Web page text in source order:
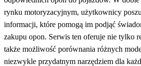
rynku motoryzacyjnym, użytkownicy
informacji, które pomogą im podjąć
zakupu opon. Serwis ten oferuje nie tylko
także możliwość porównania różnych
niezwykle przydatnym narzędziem dla